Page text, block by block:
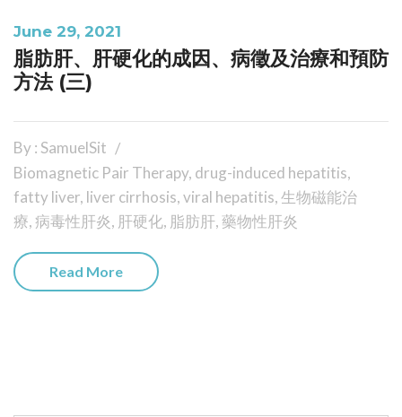
June 29, 2021
脂肪肝、肝硬化的成因、病徵及治療和預防
方法 (三)
By : SamuelSit
Biomagnetic Pair Therapy, drug-induced hepatitis,
fatty liver, liver cirrhosis,viral hepatitis, 生物磁能治
療,病毒性肝炎, 肝硬化, 脂肪肝,藥物性肝炎
Read More